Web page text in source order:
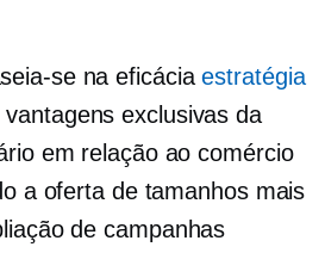
se na eficáciaestratégia
vantagens exclusivas da
em relação ao comércio
a oferta de tamanhos mais
de campanhas